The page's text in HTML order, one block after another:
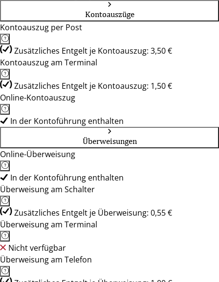
Kontoauszüge
Kontoauszug per Post
Zusätzliches Entgelt je Kontoauszug: 3,50 €
Kontoauszug am Terminal
Zusätzliches Entgelt je Kontoauszug: 1,50 €
Online-Kontoauszug
In der Kontoführung enthalten
Überweisungen
Online-Überweisung
In der Kontoführung enthalten
Überweisung am Schalter
Zusätzliches Entgelt je Überweisung: 0,55 €
Überweisung am Terminal
Nicht verfügbar
Überweisung am Telefon